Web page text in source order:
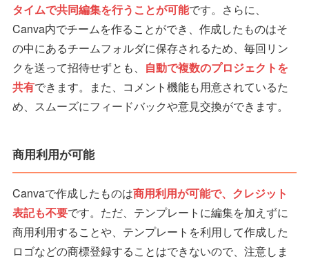
タイムで共同編集を行うことが可能です。さらに、
Canva内でチームを作ることができ、作成したものはそ
の中にあるチームフォルダに保存されるため、毎回リン
クを送って招待せずとも、 自動で複数のプロジェクトを
共有できます。また、コメント機能も用意されているた
め、スムーズにフィードバックや意見交換ができます。
商用利用が可能
Canvaで作成したものは商用利用が可能で、クレジット
表記も不要です。ただ、テンプレートに編集を加えずに
商用利用することや、テンプレートを利用して作成した
ロゴなどの商標登録することはできないので、注意しま